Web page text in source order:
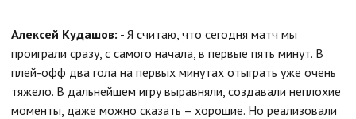
Алексей Кудашов: - Я считаю, что сегодня матч мы
проиграли сразу, с самого начала, в первые пять минут. В
плей-офф два гола на первых минутах отыграть уже очень
тяжело. В дальнейшем игру выравняли, создавали неплохие
моменты, даже можно сказать – хорошие. Но реализовали